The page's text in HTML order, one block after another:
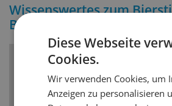
Wissenswertes zum
Bleu Pomelo
Bierstil
Saison / Farmhouse
Diese Webseite
Cookies.
Wir verwenden Cookies, um
Anzeigen zu personalisieren